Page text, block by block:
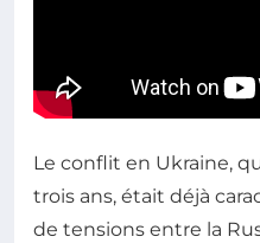
Le conflit en Ukraine,
trois ans, était déjà
de tensions entre la